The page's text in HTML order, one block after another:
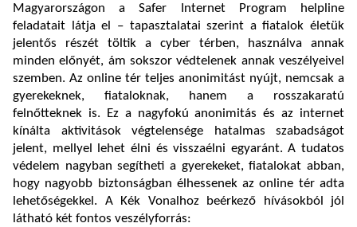
Magyarországon a Safer Internet Program helpline
feladatait látja el – tapasztalatai szerint a fiatalok életük
jelentős részét töltik a cyber térben, használva annak
minden előnyét, ám sokszor védtelenek annak veszélyeivel
szemben. Az online tér teljes anonimitást nyújt, nemcsak a
gyerekeknek, fiataloknak, hanem a rosszakaratú
felnőtteknek is. Ez a nagyfokú anonimitás és az internet
kínálta aktivitások végtelensége hatalmas szabadságot
jelent, mellyel lehet élni és visszaélni egyaránt. A tudatos
védelem nagyban segítheti a gyerekeket, fiatalokat abban,
hogy nagyobb biztonságban élhessenek az online tér adta
lehetőségekkel. A Kék Vonalhoz beérkező hívásokból jól
látható két fontos veszélyforrás: